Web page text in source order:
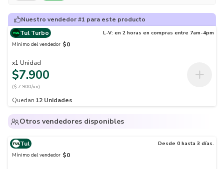
Nuestro vendedor #1 para este producto
Tul Turbo
L-V: en 2 horas en compras entre 7am-4pm
Mínimo del vendedor $0
x1 Unidad
$7.900
($ 7.900/un)
Quedan 12 Unidades
Otros vendedores disponibles
Tul
Desde 0 hasta 3 días.
Mínimo del vendedor $0